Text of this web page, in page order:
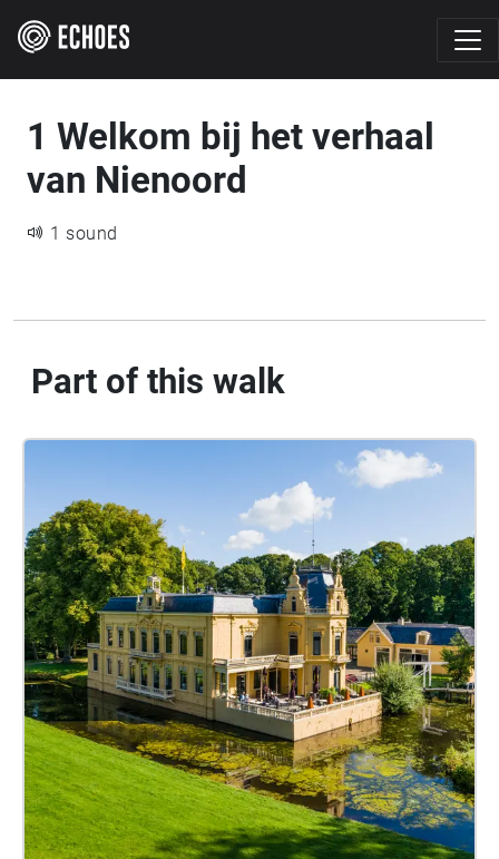
1 Welkom bij het verhaal
van Nienoord
1 sound
Part of this walk